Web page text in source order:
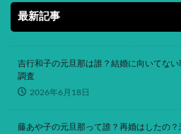
最新記事
吉行和子の元旦那は誰？結婚に向いてな
調査
2026年6月18日
藤あや子の元旦那って誰？再婚はしたの